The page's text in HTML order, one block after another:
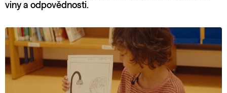
viny a odpovědnosti.